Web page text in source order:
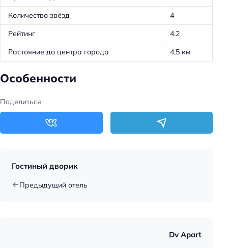
Количество звёзд
4
Рейтинг
4.2
Растояние до центра города
4,5 км
Особенности
Поделиться
Гостиный дворик
Предыдущий отель
Dv Apart